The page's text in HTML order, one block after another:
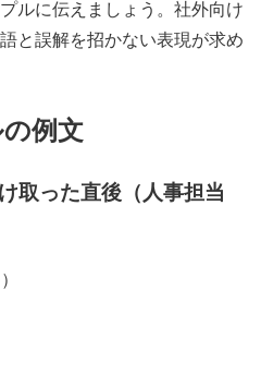
ルに伝えましょう。社外向け
と誤解を招かない表現が求め
例文
取った直後（人事担当